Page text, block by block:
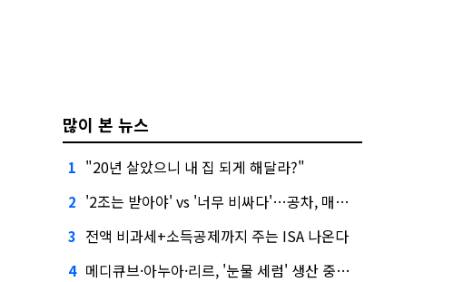
많이 본 뉴스
1 "20년 살았으니 내 집 되게 해달라?"
2 '2조는 받아야' vs '너무 비싸다'…공차, 매각 성공할까
3 전액 비과세+소득공제까지 주는 ISA 나온다
4 메디큐브·아누아·리르, '눈물 세럼' 생산 중단한다